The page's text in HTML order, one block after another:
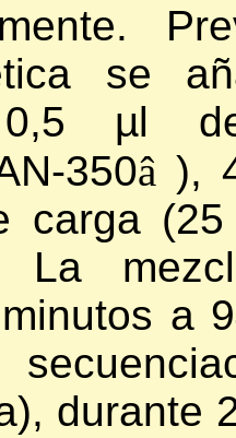
se
0,5 µl
350â ),
carga
La
a
durante